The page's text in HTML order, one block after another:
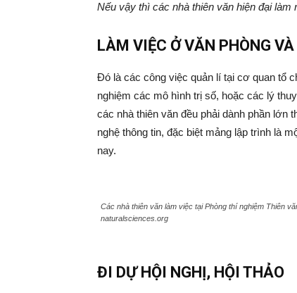
–
HAS
Nếu vậy thì các nhà thiên văn hiện đại làm
LÀM VIỆC Ở VĂN PHÒNG
Đó là các công việc quản lí tại cơ quan tổ
nghiệm các mô hình trị số, hoặc các lý
các nhà thiên văn đều phải dành phần lớn
nghệ thông tin, đặc biệt mảng lập trình là
nay.
Các nhà thiên văn làm việc tại Phòng thí nghiệm Thiên
naturalsciences.org
ĐI DỰ HỘI NGHỊ, HỘI THẢO